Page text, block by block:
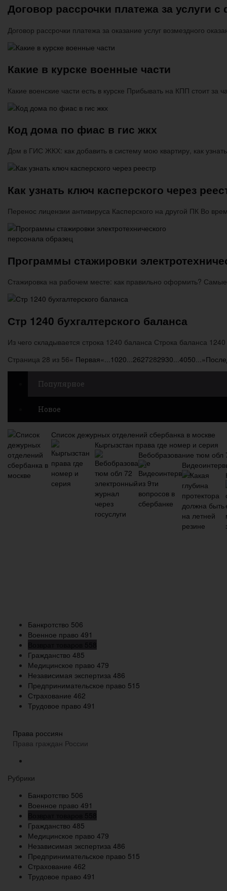
Договор рассрочки платежа за услуги
Договор рассрочки платежа за оказание услуг возмездного
Какие в курске военные части
Какие военские части есть в курске Прибывать на КПП стоит за
Код дома по фиас в гис жкх
Дом в ГИС ЖКХ: как добавить в систему мою квартиру, как
Как узнать ключ касперского через
Перенос лицензии антивируса Касперского на другой ПК Во
Программы стажировки
Стажировка на рабочем месте: как правильно оформить?
Стр 1240 бухгалтерского баланса
Из чего складывается строка 1240 баланса Строка баланса
Страница 28 из 56« Первая« 1020 2627282930 4050 »
Популярное
Новое
Список дежурных отделений сбербанка в москве
Кыргызстан права где номер и серия
Вебобразование тюм обл
Банкротство 506
Военное право 491
Гражданство 485
Медицинское право 479
Независимая экспертиза 486
Предпринимательское право 515
Страхование 462
Трудовое право 491
Права россиян
Права граждан России
Рубрики
Банкротство 506
Военное право 491
Гражданство 485
Медицинское право 479
Независимая экспертиза 486
Предпринимательское право 515
Страхование 462
Трудовое право 491